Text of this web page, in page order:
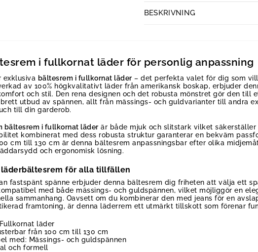
BESKRIVNING
i fullkornat läder för personlig anpassning
exklusiva bältesrem i fullkornat läder – det perfekta valet för dig som
av 100% högkvalitativt läder från amerikansk boskap, erbjuder
och stil. Den rena designen och det robusta mönstret gör den till
utbud av spännen, allt från mässings- och guldvarianter till andra
till din garderob.
bältesrem i fullkornat läder är både mjuk och slitstark vilket
kombinerat med dess robusta struktur garanterar en bekväm
cm till 130 cm är denna bältesrem anpassningsbar efter olika
och ergonomisk lösning.
läderbältesrem för alla tillfällen
fastspänt spänne erbjuder denna bältesrem dig friheten att välja ett
med både mässings- och guldspännen, vilket möjliggör en
sammanhang. Oavsett om du kombinerar den med jeans för en
framtoning, är denna läderrem ett utmärkt tillskott som förenar
läder
från 100 cm till 130 cm
med: Mässings- och guldspännen
och formell